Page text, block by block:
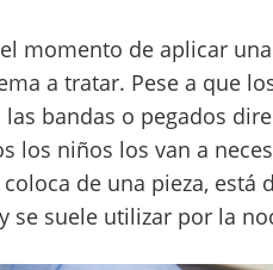
momento de aplicar
a tratar. Pese a que
bandas o pegados
los niños los van a
de una pieza, está
se suele utilizar por la